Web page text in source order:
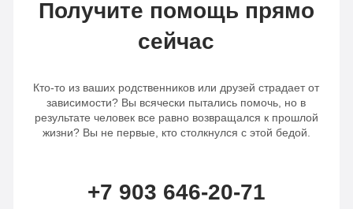
Получите помощь прямо
сейчас
Кто-то из ваших родственников или друзей страдает от
зависимости? Вы всячески пытались помочь, но в
результате человек все равно возвращался к прошлой
жизни? Вы не первые, кто столкнулся с этой бедой.
+7 903 646-20-71